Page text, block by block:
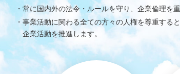
常に国内外の法令・ルールを守り、企業倫理を
事業活動に関わる全ての方々の人権を尊重する
企業活動を推進します。